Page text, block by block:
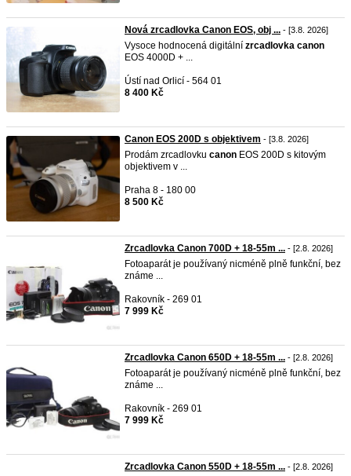
Nová zrcadlovka Canon EOS, obj ... - [3.8. 2026]
Vysoce hodnocená digitální zrcadlovka canon
EOS 4000D + ...
Ústí nad Orlicí - 564 01
8 400 Kč
Canon EOS 200D s objektivem - [3.8. 2026]
Prodám zrcadlovku canon EOS 200D s kitovým
objektivem v ...
Praha 8 - 180 00
8 500 Kč
Zrcadlovka Canon 700D + 18-55m ... - [2.8. 2026]
Fotoaparát je používaný nicméně plně funkční, bez
známe ...
Rakovník - 269 01
7 999 Kč
Zrcadlovka Canon 650D + 18-55m ... - [2.8. 2026]
Fotoaparát je používaný nicméně plně funkční, bez
známe ...
Rakovník - 269 01
7 999 Kč
Zrcadlovka Canon 550D + 18-55m ... - [2.8. 2026]